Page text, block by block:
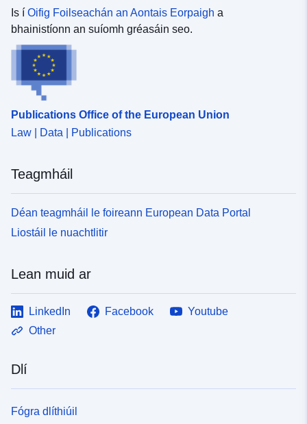
Clóscríobh: Polygon
Tá sé de réir:
uriRef:
879c-476a-bd61-da5acfc681fb
Is í Oifig Foilseachán an Aontais Eorpaigh a
bhainistíonn an suíomh gréasáin seo.
Publications Office of the European Union
Law | Data | Publications
Teagmháil
Déan teagmháil le foireann European Data Portal
Liostáil le nuachtlitir
Lean muid ar
LinkedIn Facebook
Youtube
Other
Dlí
Fógra dlíthiúil